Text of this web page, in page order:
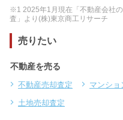
※1 2025年1月現在「不動産会社
査」より(株)東京商工リサーチ
売りたい
不動産を売る
不動産売却査定 マンショ
土地売却査定